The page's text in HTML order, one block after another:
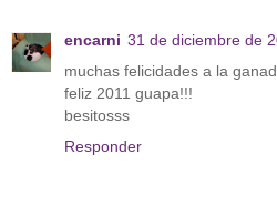
encarni 31 de diciembre de
muchas felicidades a la
feliz 2011 guapa!!!
besitosss
Responder